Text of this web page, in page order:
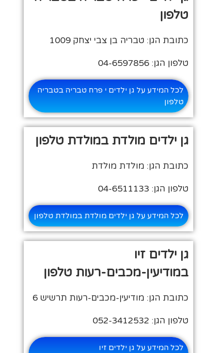
טלפון
כתובת הגן: טבריה בן צבי יצחק 1009
טלפון הגן: 04-6597856
לכל המידע על גן ילדים י פרח טבריה בטבריה
טלפון
גן ילדים מולדת במולדת טלפון
כתובת הגן: מולדת מולדת
טלפון הגן: 04-6511133
לכל המידע על גן ילדים מולדת במולדת טלפון
גן ילדים זיו
במודיעין-מכבים-רעות טלפון
כתובת הגן: מודיעין-מכבים-רעות תרשיש 6
טלפון הגן: 052-3412532
לכל המידע על גן ילדים זיו